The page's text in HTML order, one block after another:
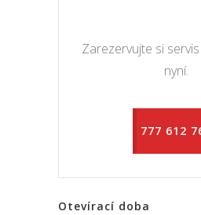
Zarezervujte si
nyní.
777 612
Otevírací doba